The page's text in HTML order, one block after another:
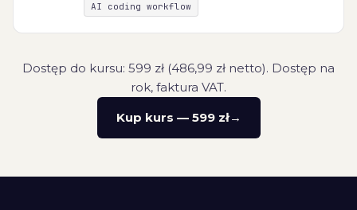
AI coding workflow
Dostęp do kursu: 599 zł (486,99 zł netto). Dostęp na
rok, faktura VAT.
Kup kurs — 599zł→